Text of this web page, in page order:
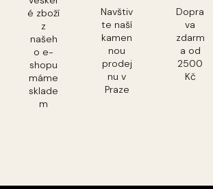
é zboží
z
našeh
o e-
shopu
máme
sklade
m
Navštiv
te naší
kamen
nou
prodej
nu v
Praze
Dopra
va
zdarm
a od
2500
Kč